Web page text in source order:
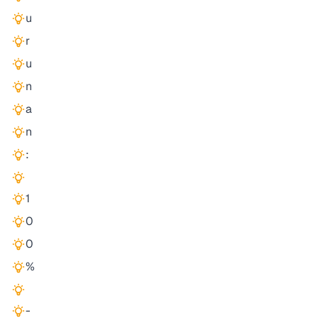
u
r
u
n
a
n
:
1
0
0
%
-